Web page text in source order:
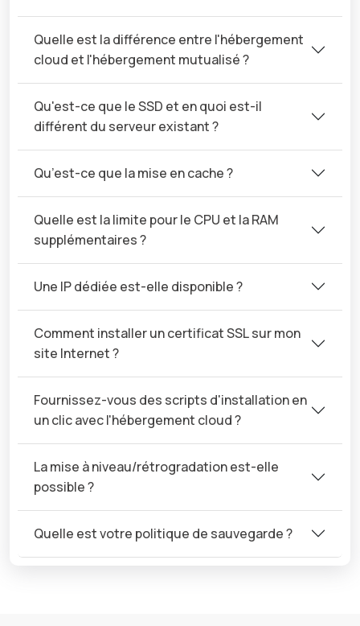
Quelle est la différence entre l'hébergement
cloud et l'hébergement mutualisé ?
Qu'est-ce que le SSD et en quoi est-il
différent du serveur existant ?
Qu’est-ce que la mise en cache ?
Quelle est la limite pour le CPU et la RAM
supplémentaires ?
Une IP dédiée est-elle disponible ?
Comment installer un certificat SSL sur mon
site Internet ?
Fournissez-vous des scripts d'installation en
un clic avec l'hébergement cloud ?
La mise à niveau/rétrogradation est-elle
possible ?
Quelle est votre politique de sauvegarde ?